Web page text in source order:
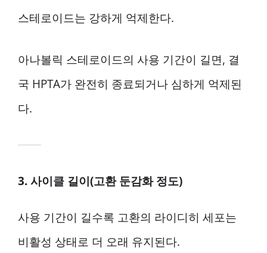
스테로이드는 강하게 억제한다.
아나볼릭 스테로이드의 사용 기간이 길면, 결
국 HPTA가 완전히 종료되거나 심하게 억제된
다.
3. 사이클 길이(고환 둔감화 정도)
사용 기간이 길수록 고환의 라이디히 세포는
비활성 상태로 더 오래 유지된다.